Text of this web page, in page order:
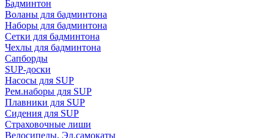
Бадминтон
Воланы для бадминтона
Наборы для бадминтона
Сетки для бадминтона
Чехлы для бадминтона
Сапборды
SUP-доски
Насосы для SUP
Рем.наборы для SUP
Плавники для SUP
Сидения для SUP
Страховочные лиши
Велосипеды, Эл.самокаты